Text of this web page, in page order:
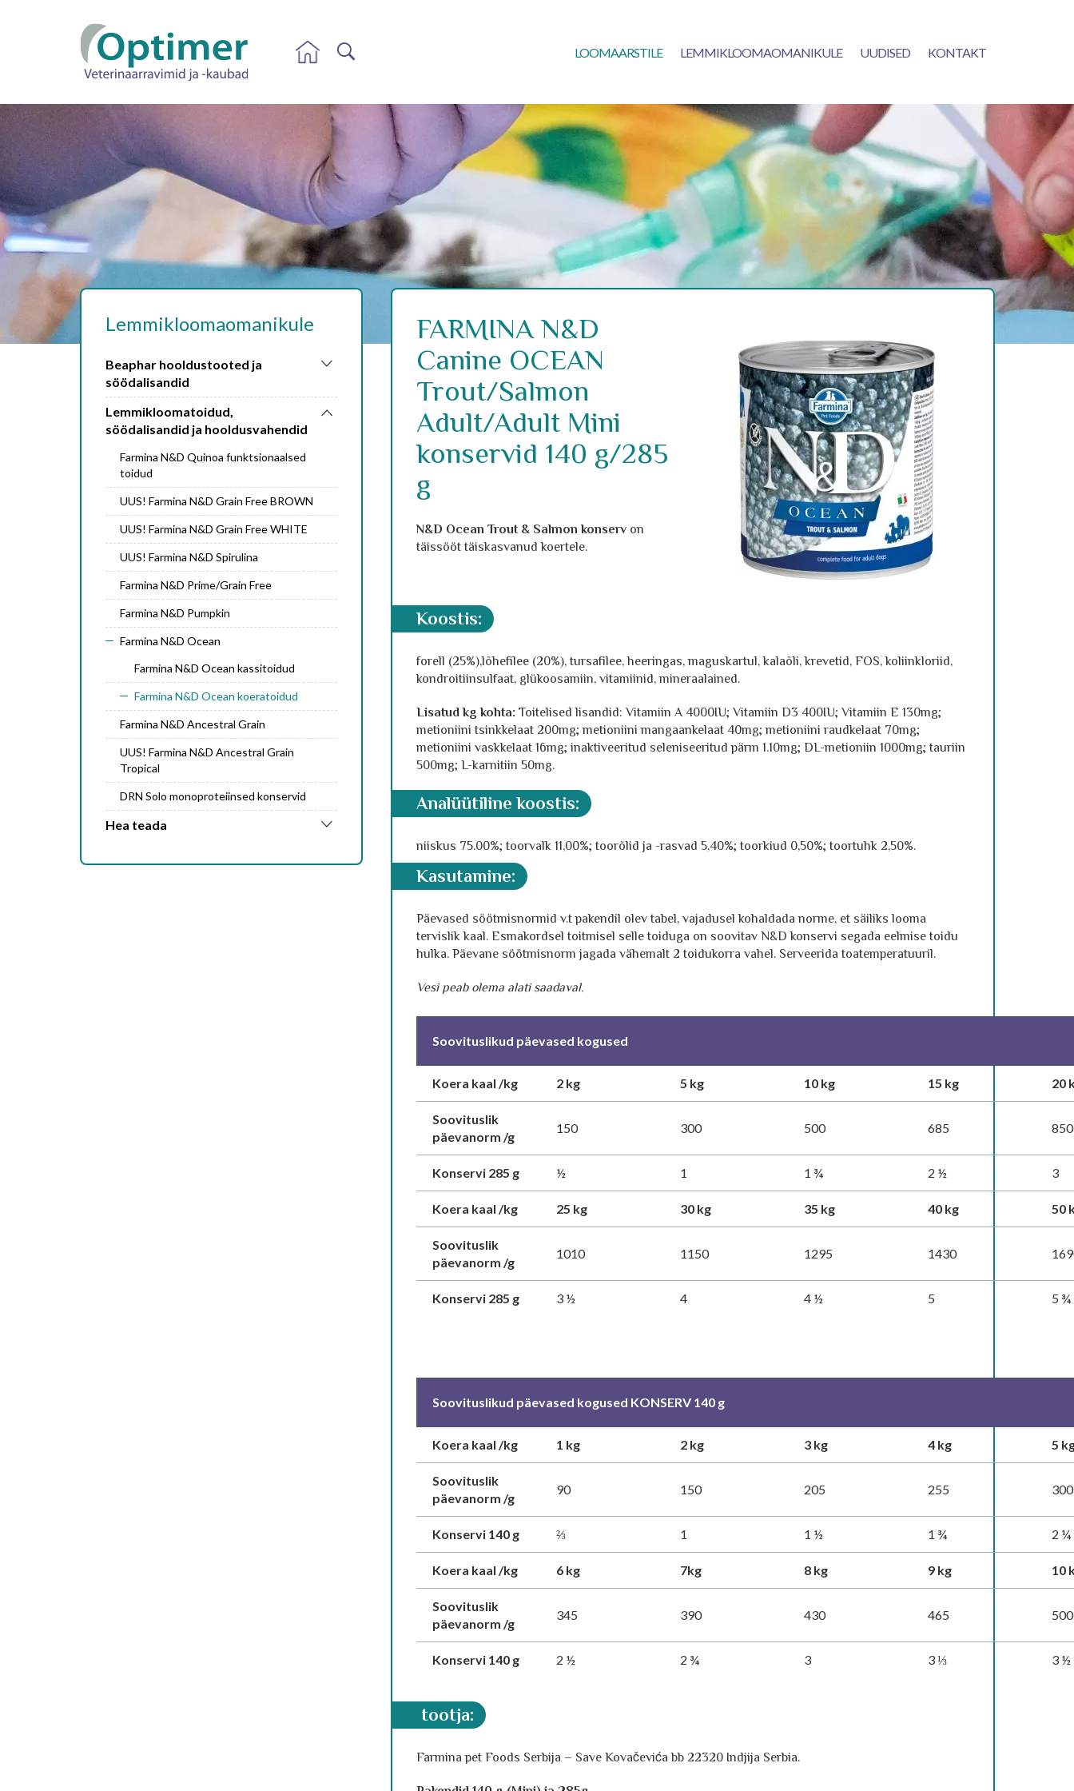
LOOMAARSTILE LEMMIKLOOMAOMANIKULE UUDISED KONTAKT
Lemmikloomaomanikule
Beaphar hooldustooted ja
söödalisandid
Lemmikloomatoidud,
söödalisandid ja hooldusvahendid
Farmina N&D Quinoa funktsionaalsed
toidud
UUS! Farmina N&D Grain Free BROWN
UUS! Farmina N&D Grain Free WHITE
UUS! Farmina N&D Spirulina
Farmina N&D Prime/Grain Free
Farmina N&D Pumpkin
Farmina N&D Ocean
Farmina N&D Ocean kassitoidud
Farmina N&D Ocean koeratoidud
Farmina N&D Ancestral Grain
UUS! Farmina N&D Ancestral Grain
Tropical
DRN Solo monoproteiinsed konservid
Hea teada
FARMINA N&D
Canine OCEAN
Trout/Salmon
Adult/Adult Mini
konservid 140 g/285
g
N&D Ocean Trout & Salmon konserv on
täissööt täiskasvanud koertele.
koostis:
forell (25%),lõhefilee (20%), tursafilee, heeringas, maguskartul, kalaõli, krevetid, FOS, koliinkloriid,
kondroitiinsulfaat, glükoosamiin, vitamiinid, mineraalained.
Lisatud kg kohta:Toitelised lisandid: Vitamiin A 4000IU; Vitamiin D3 400IU; Vitamiin E 130mg;
metioniini tsinkkelaat 200mg; metioniini mangaankelaat 40mg; metioniini raudkelaat 70mg;
metioniini vaskkelaat 16mg; inaktiveeritud seleniseeritud pärm 1.10mg; DL-metioniin 1000mg; tauriin
500mg; L-karnitiin 50mg.
analüütiline koostis:
niiskus 75.00%; toorvalk 11,00%; toorõlid ja -rasvad 5,40%; toorkiud 0,50%; toortuhk 2,50%.
kasutamine:
Päevased söötmisnormid v.t pakendil olev tabel, vajadusel kohaldada norme, et säiliks looma
tervislik kaal. Esmakordsel toitmisel selle toiduga on soovitav N&D konservi segada eelmise toidu
hulka. Päevane söötmisnorm jagada vähemalt 2 toidukorra vahel. Serveerida toatemperatuuril.
Vesi peab olema alati saadaval.
Soovituslikud päevased kogused
Koera kaal /kg 2 kg 5 kg 10 kg 15 kg 20
Soovituslik
päevanorm /g
150 300 500 685 850
Konservi 285 g ½ 1 1 ¾ 2 ½ 3
Koera kaal /kg 25 kg 30 kg 35 kg 40 kg 50
Soovituslik
päevanorm /g
1010 1150 1295 1430
Konservi 285 g 3 ½ 4 4 ½ 5 5 ¾
Soovituslikud päevased kogused KONSERV 140 g
Koera kaal /kg 1 kg 2 kg 3 kg 4 kg 5
Soovituslik
päevanorm /g
90 150 205 255 300
Konservi 140 g ⅔ 1 1 ½ 1 ¾ 2 ¼
Koera kaal /kg 6 kg 7kg 8 kg 9 kg 10
Soovituslik
päevanorm /g
345 390 430 465 500
Konservi 140 g 2 ½ 2 ¾ 3 3 ⅓ 3 ½
tootja:
Farmina pet Foods Serbija – Save Kovačevića bb 22320 Indjija Serbia.